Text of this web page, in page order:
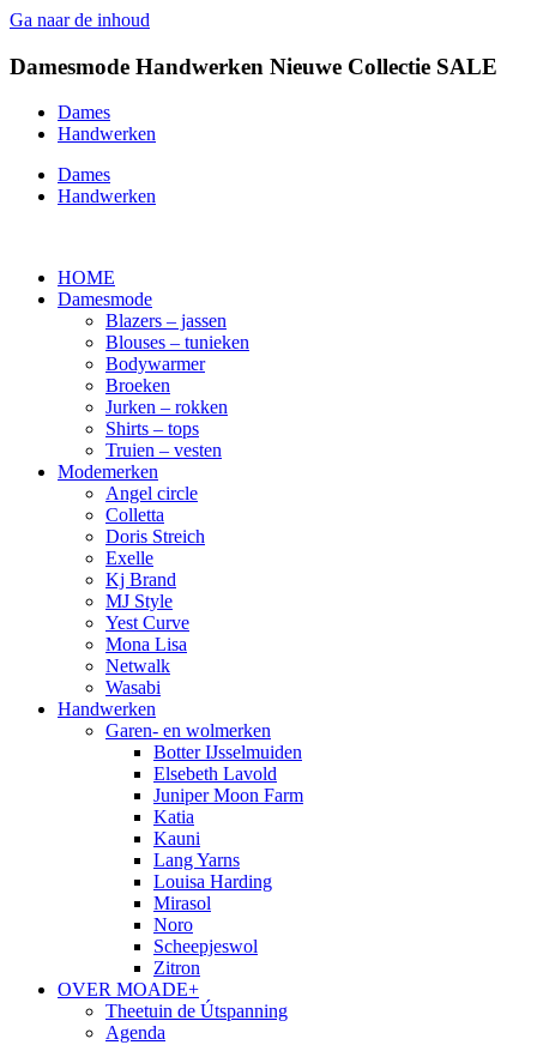
Ga naar de inhoud
Damesmode Handwerken Nieuwe Collectie SALE
Dames
Handwerken
Dames
Handwerken
HOME
Damesmode
Blazers – jassen
Blouses – tunieken
Bodywarmer
Broeken
Jurken – rokken
Shirts – tops
Truien – vesten
Modemerken
Angel circle
Colletta
Doris Streich
Exelle
Kj Brand
MJ Style
Yest Curve
Mona Lisa
Netwalk
Wasabi
Handwerken
Garen- en wolmerken
Botter IJsselmuiden
Elsebeth Lavold
Juniper Moon Farm
Katia
Kauni
Lang Yarns
Louisa Harding
Mirasol
Noro
Scheepjeswol
Zitron
OVER MOADE+
Theetuin de Útspanning
Agenda